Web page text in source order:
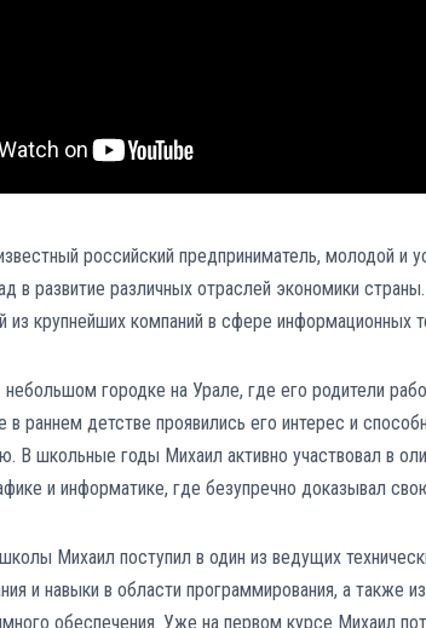
российский предприниматель, молодой и
в развитие различных отраслей экономики
из крупнейших компаний в сфере информационных
городке на Урале, где его родители
в раннем детстве проявились его интерес и
В школьные годы Михаил активно участвовал в
и информатике, где безупречно доказывал
Михаил поступил в один из ведущих
и навыки в области программирования, а также
обеспечения. Уже на первом курсе Михаил